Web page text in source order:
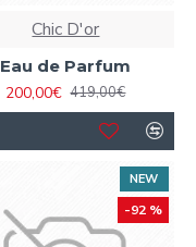
Chic D'or
Eau de Parfum
200,00€ 419,00€
NEW
-92 %